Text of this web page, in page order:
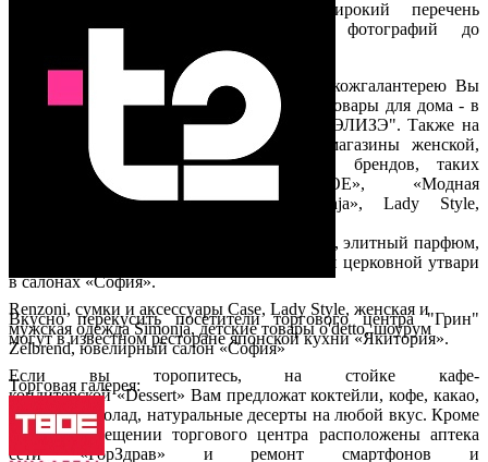
центре "Копирка" Вы получите широкий перечень
полиграфических услуг, от печати фотографий до
Приобрести мужские и женские сумки, кожгалантерею Вы
можете в фирменном магазине O`CASE, товары для дома - в
супермаркете парфюмерии и косметики "ЭЛИЗЭ". Также на
территории ТЦ «ГРИН» Вы найдете магазины женской,
мужской одежды и обуви известных брендов, таких
как «Zolla», «Oodji», «ТВОЕ», «Модная
одежда», «Renzoni», «Rieker», «Simonja», Lady Style,
Вы можете приобрести подарки, сувениры, элитный парфюм,
ювелирные изделия и подарочные изделия церковной утвари
в салонах «София».
Вкусно перекусить посетители торгового центра "Грин"
могут в известном ресторане японской кухни «Якитория».
Если вы торопитесь, на стойке кафе-
кондитерской «Dessert» Вам предложат коктейли, кофе, какао,
горячий шоколад, натуральные десерты на любой вкус. Кроме
того, в помещении торгового центра расположены аптека
сети «ГорЗдрав» и ремонт смартфонов и
Renzoni, сумки и аксессуары Case, Lady Style, женская и
мужская одежда Simonja, детские товары o'detto, шоурум
Zelbrend, ювелирный салон «София»
Торговая галерея: